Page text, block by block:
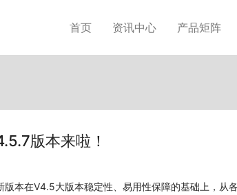
首页 资讯中心 产品矩阵
版本来啦！
版本在V4.5大版本稳定性、易用性保障的基础上，从